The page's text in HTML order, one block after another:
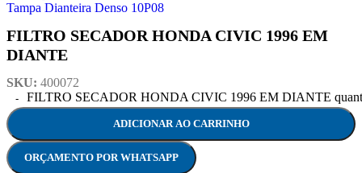
Tampa Dianteira Denso 10P08
FILTRO SECADOR HONDA CIVIC 1996 EM
DIANTE
SKU: 400072
FILTRO SECADOR HONDA CIVIC 1996 EM DIANTE
ADICIONAR AO CARRINHO
ORÇAMENTO POR WHATSAPP